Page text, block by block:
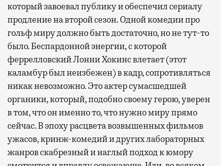
который завоевал публику и обеспечил сериалу
продление на второй сезон. Одной комедии про
гольф миру должно быть достаточно, но не тут-то
было. Беспардонной энергии, с которой
феррелловский Лонни Хокинс влетает (этот
каламбур был неизбежен) в кадр, сопротивляться
никак невозможно. Это актер сумасшедшей
органики, который, подобно своему герою, уверен
в том, что он именно то, что нужно миру прямо
сейчас. В эпоху расцвета возвышенных фильмов
ужасов, кринж-комедий и других лабораторных
жанров скабрезный и наглый подход к юмору